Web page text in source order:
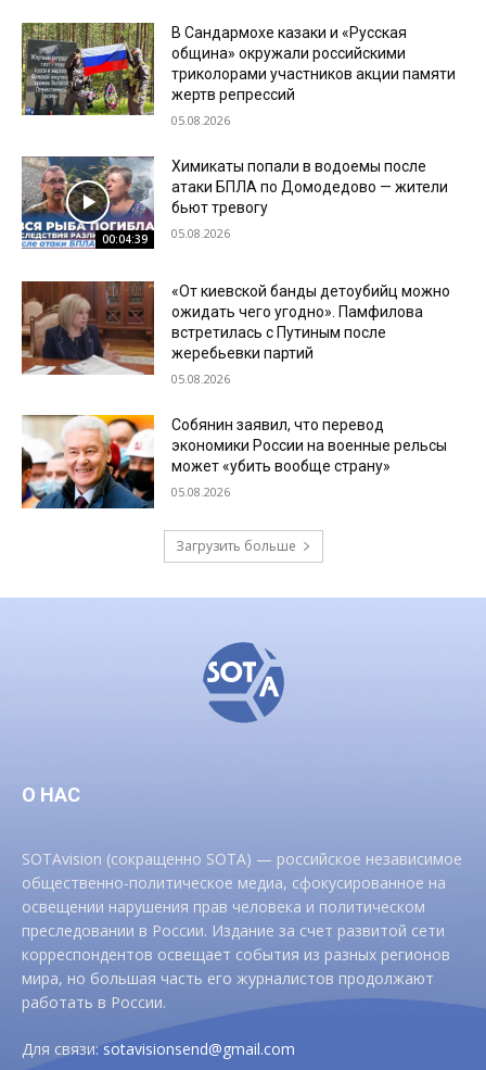
В Сандармохе казаки и «Русская
община» окружали российскими
триколорами участников акции памяти
жертв репрессий
05.08.2026
00:04:39
Химикаты попали в водоемы после
атаки БПЛА по Домодедово — жители
бьют тревогу
05.08.2026
«От киевской банды детоубийц можно
ожидать чего угодно». Памфилова
встретилась с Путиным после
жеребьевки партий
05.08.2026
Собянин заявил, что перевод
экономики России на военные рельсы
может «убить вообще страну»
05.08.2026
Загрузить больше
О НАС
SOTAvision (сокращенно SOTA) — российское независимое
общественно-политическое медиа, сфокусированное на
освещении нарушения прав человека и политическом
преследовании в России. Издание за счет развитой сети
корреспондентов освещает события из разных регионов
мира, но большая часть его журналистов продолжают
работать в России.
Для связи:sotavisionsend@gmail.com